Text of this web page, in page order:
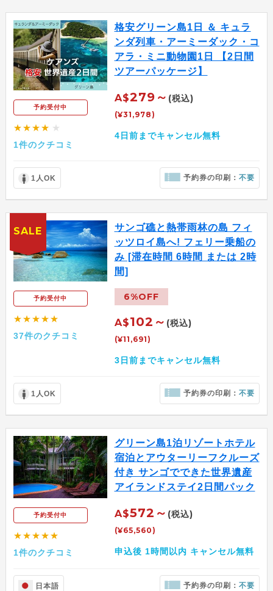
予約受付中
★★★★ ★
1件のクチコミ
格安グリーン島1日 ＆ キュラ
ンダ列車・アーミーダック・コ
アラ・ミニ動物園1日 【2日間
ツアーパッケージ】
A$279～ (税込)
(¥31,978)
4日前までキャンセル無料
1人OK 予約券の印刷：不要
予約受付中
★★★★★
37件のクチコミ
サンゴ礁と熱帯雨林の島 フィ
ッツロイ島へ! フェリー乗船の
み [滞在時間 6時間 または 2時
間]
6%OFF
A$102～ (税込)
(¥11,691)
3日前までキャンセル無料
1人OK 予約券の印刷：不要
SALE
予約受付中
★★★★★
1件のクチコミ
グリーン島1泊リゾートホテル
宿泊とアウターリーフクルーズ
付き サンゴでできた世界遺産
アイランドステイ2日間パック
A$572～ (税込)
(¥65,560)
申込後 1時間以内 キャンセル無料
日本語 予約券の印刷：不要